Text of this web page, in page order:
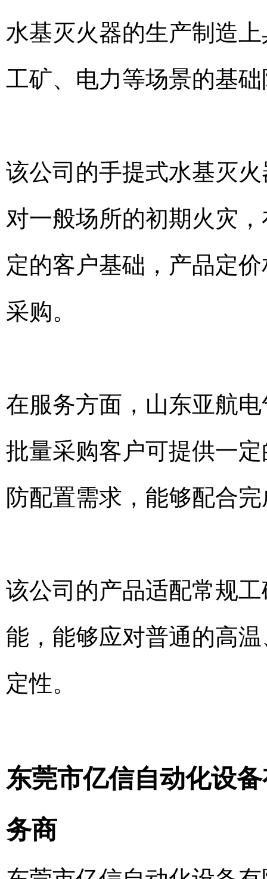
水基灭火器的生产制造
工矿、电力等场景的基
该公司的手提式水基灭
对一般场所的初期火灾
定的客户基础，产品定
采购。
在服务方面，山东亚航
批量采购客户可提供一
防配置需求，能够配合
该公司的产品适配常规
能，能够应对普通的高
定性。
东莞市亿信自动化设
务商